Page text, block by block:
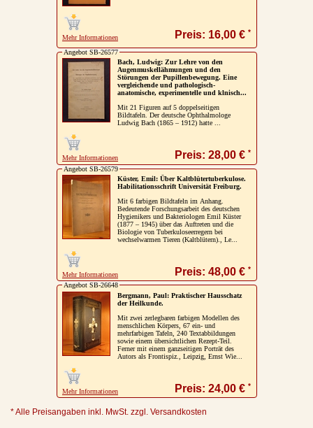
Mehr Informationen Preis: 16,00 € *
Angebot SB-26577
Bach, Ludwig: Zur Lehre von den
Augenmuskellähmungen und den
Störungen der Pupillenbewegung. Eine
vergleichende und pathologisch-
anatomische, experimentelle und klnisch...
Mit 21 Figuren auf 5 doppelseitigen
Bildtafeln. Der deutsche Ophthalmologe
Ludwig Bach (1865 – 1912) hatte ...
Mehr Informationen Preis: 28,00 € *
Angebot SB-26579
Küster, Emil: Über Kaltblütertuberkulose.
Habilitationsschrift Universität Freiburg.
Mit 6 farbigen Bildtafeln im Anhang.
Bedeutende Forschungsarbeit des deutschen
Hygienikers und Bakteriologen Emil Küster
(1877 – 1945) über das Auftreten und die
Biologie von Tuberkuloseerregern bei
wechselwarmen Tieren (Kaltblütern)., Le...
Mehr Informationen Preis: 48,00 € *
Angebot SB-26648
Bergmann, Paul: Praktischer Hausschatz
der Heilkunde.
Mit zwei zerlegbaren farbigen Modellen des
menschlichen Körpers, 67 ein- und
mehrfarbigen Tafeln, 240 Textabbildungen
sowie einem übersichtlichen Rezept-Teil.
Ferner mit einem ganzseitigen Porträt des
Autors als Frontispiz., Leipzig, Ernst Wie...
Mehr Informationen Preis: 24,00 € *
* Alle Preisangaben inkl. MwSt. zzgl. Versandkosten